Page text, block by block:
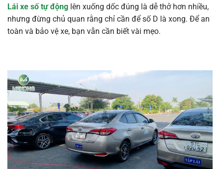
Lái xe số tự động lên xuống dốc đúng là dễ thở hơn nhiều,
nhưng đừng chủ quan rằng chỉ cần để số D là xong. Để an
toàn và bảo vệ xe, bạn vẫn cần biết vài mẹo.